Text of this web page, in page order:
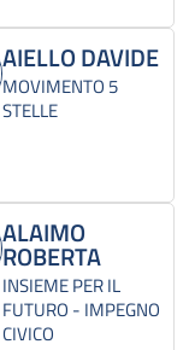
AIELLO DAVIDE
MOVIMENTO 5
STELLE
ALAIMO
ROBERTA
INSIEME PER IL
FUTURO - IMPEGNO
CIVICO